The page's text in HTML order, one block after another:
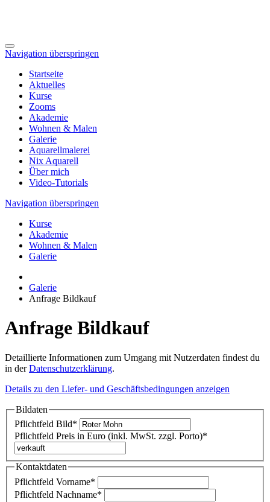
Navigation überspringen
Startseite
Aktuelles
Kurse
Zooms
Akademie
Wohnen & Malen
Galerie
Aquarellmalerei
Nix Aquarell
Über mich
Video-Tutorials
Navigation überspringen
Kurse
Akademie
Wohnen & Malen
Galerie
Galerie
Anfrage Bildkauf
Anfrage Bildkauf
Detaillierte Informationen zum Umgang mit Nutzerdaten findest du
in derDatenschutzerklärung.
Details zu den Liefer- und Geschäftsbedingungen anzeigen
Bildaten
Pflichtfeld Bild*
Pflichtfeld Preis in Euro (inkl. MwSt. zzgl. Porto)*
Kontaktdaten
Pflichtfeld Vorname*
Pflichtfeld Nachname*